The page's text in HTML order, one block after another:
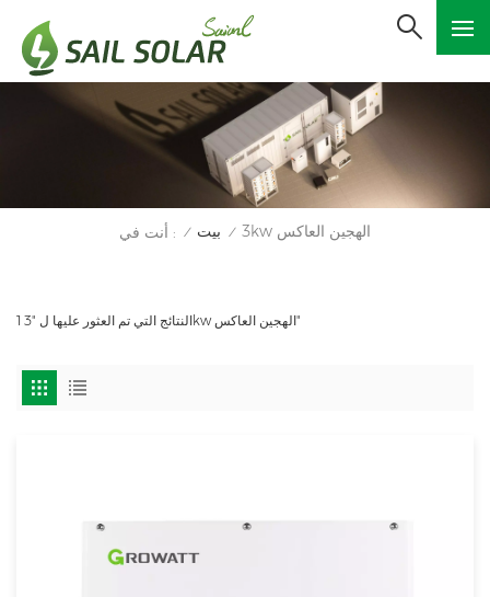
أنت في : / بيت / 3kw الهجين العاكس
1 النتائج التي تم العثور عليها ل "3kw الهجين العاكس"